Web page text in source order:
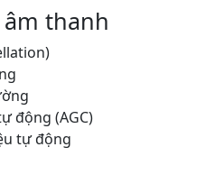
thanh
động (AGC)
tự động